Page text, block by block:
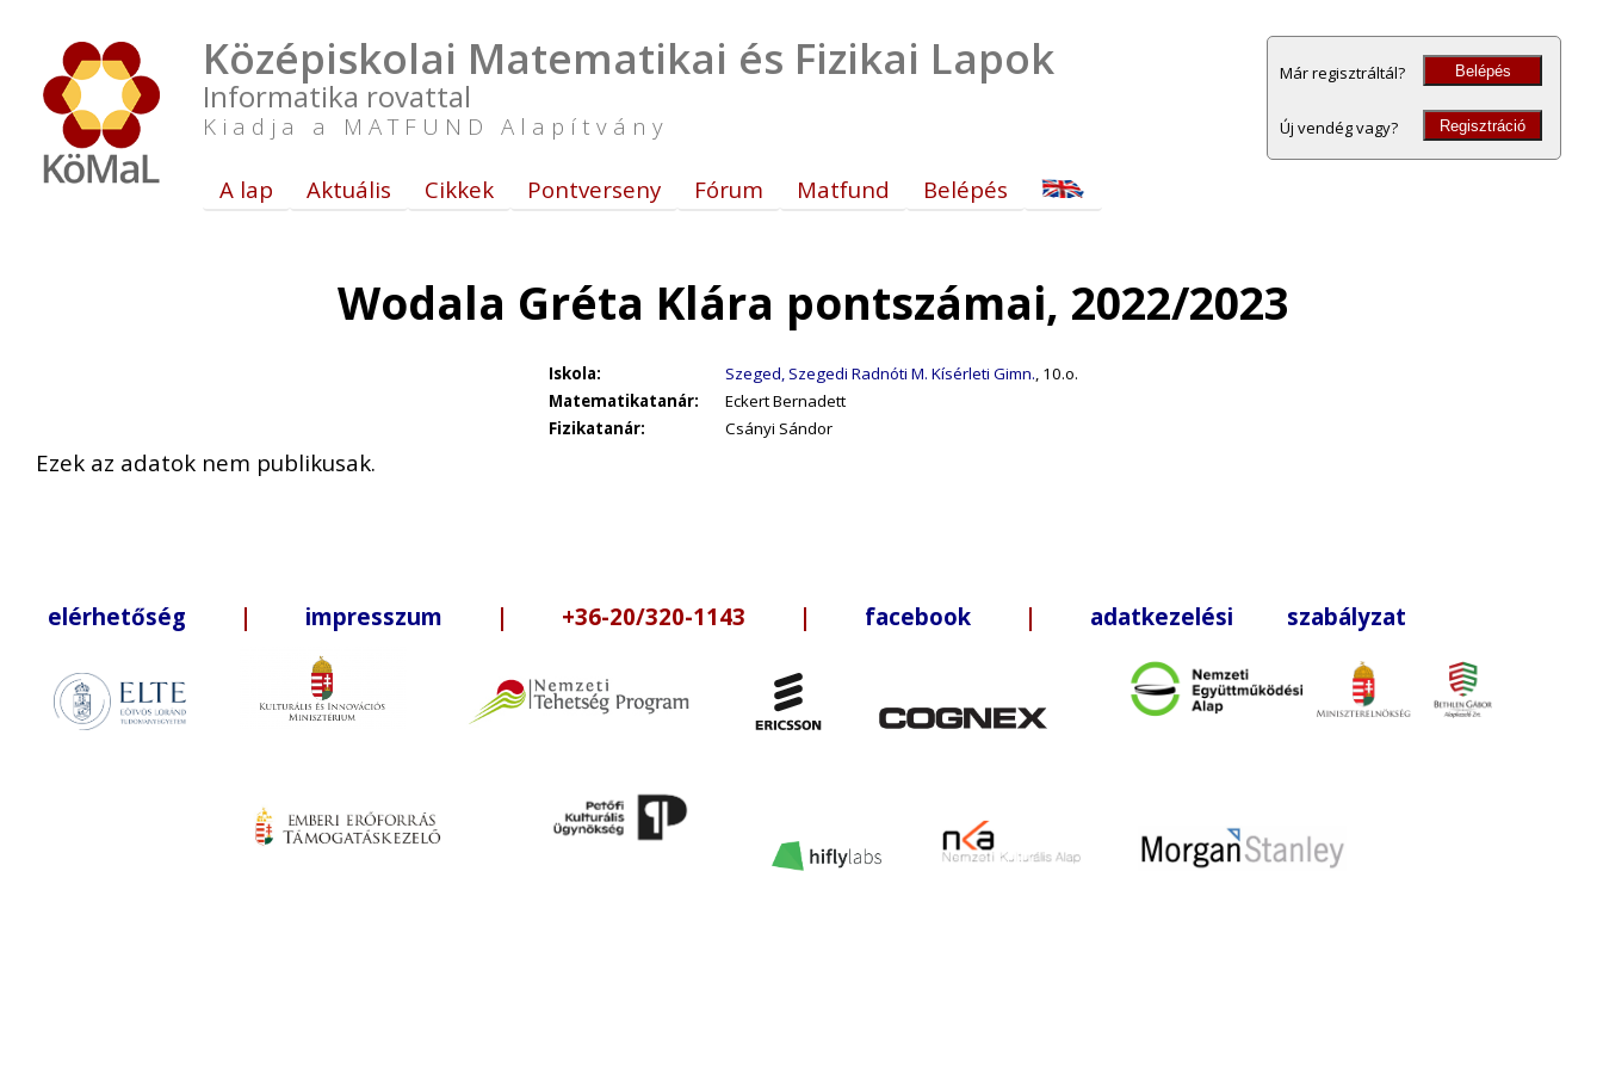
Középiskolai Matematikai és Fizikai Lapok
Informatika rovattal
Kiadja a MATFUND Alapítvány
Már regisztráltál? Belépés
Új vendég vagy? Regisztráció
A lap Aktuális Cikkek Pontverseny Fórum Matfund Belépés
Wodala Gréta Klára pontszámai, 2022/2023
Iskola: Szeged, Szegedi Radnóti M. Kísérleti Gimn., 10.o.
Matematikatanár:
Eckert Bernadett
Fizikatanár:
Csányi Sándor
Ezek az adatok nem publikusak.
elérhetőség | impresszum | +36-20/320-1143 | facebook | adatkezelési szabályzat